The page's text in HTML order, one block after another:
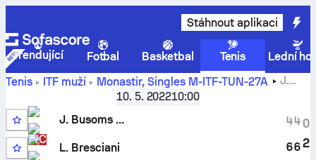
Stáhnout aplikaci
Trendující Fotbal Basketbal Tenis
Lední
Tenis
ITF muži Monastir, Singles M-ITF-TUN-27A
J.
Lorenzo Bresciani– živé skóre a
porovnání výsledků
10. 5. 202210:00
WC
J. Busoms Puig
L. Bresciani
4
6
4
6
0
2